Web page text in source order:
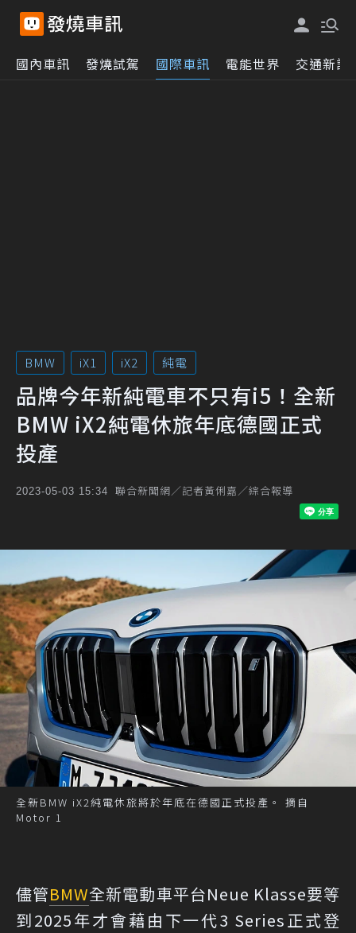
國內車訊 發燒試駕 國際車訊 電能世界 交通新訊
BMW iX1 iX2 純電
品牌今年新純電車不只有i5！全新
BMW iX2純電休旅年底德國正式
投產
2023-05-03 15:34 聯合新聞網／記者黃俐嘉／綜合報導
全新BMW iX2純電休旅將於年底在德國正式投產。 摘自
Motor 1
儘管BMW全新電動車平台Neue Klasse要等
到2025年才會藉由下一代3 Series正式登